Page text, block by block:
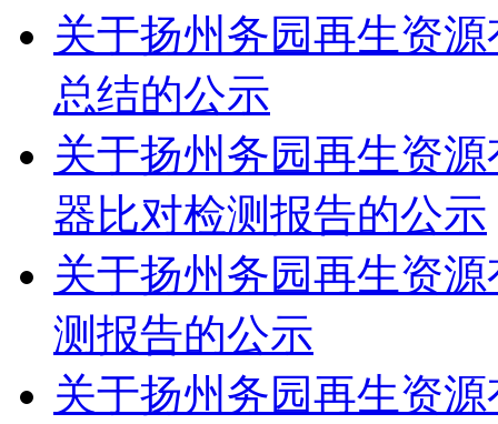
关于扬州务园再生资
总结的公示
关于扬州务园再生资
器比对检测报告的公示
关于扬州务园再生资
测报告的公示
关于扬州务园再生资